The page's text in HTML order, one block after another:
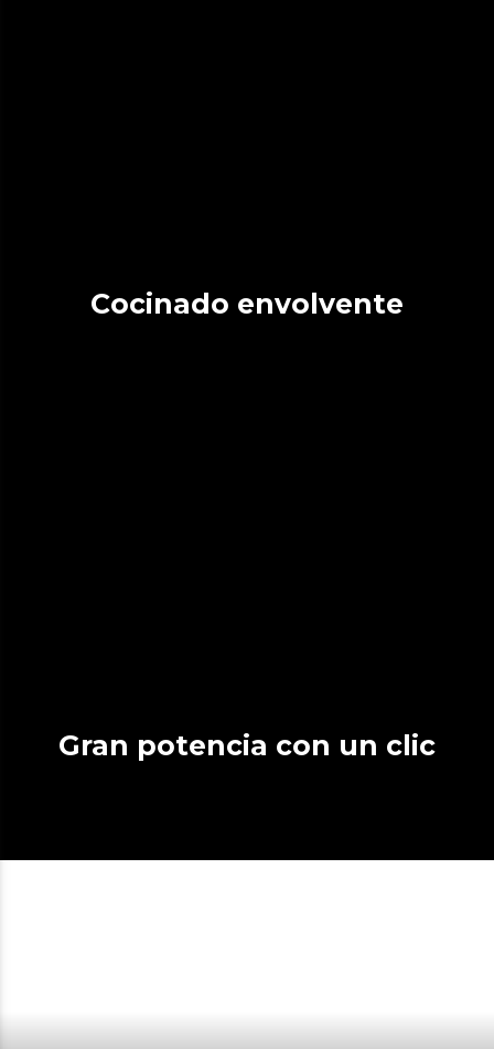
Cocinado envolvente
Gran potencia con un clic